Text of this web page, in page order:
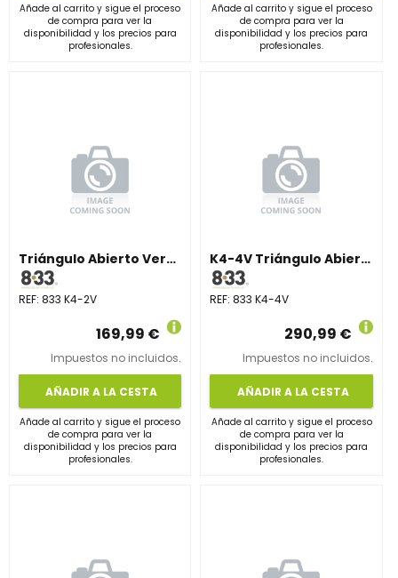
Añade al carrito y sigue el proceso
de compra para ver la
disponibilidad y los precios para
profesionales.
Añade al carrito y sigue el proceso
de compra para ver la
disponibilidad y los precios para
profesionales.
Triángulo Abierto Vertical 15°
REF: 833 K4-2V
169,99 €
Impuestos no incluidos.
AÑADIR A LA CESTA
Añade al carrito y sigue el proceso
de compra para ver la
disponibilidad y los precios para
profesionales.
K4-4V Triángulo Abierto Vertical 15°
REF:833 K4-4V
290,99 €
Impuestos no incluidos.
AÑADIR A LA CESTA
Añade al carrito y sigue el proceso
de compra para ver la
disponibilidad y los precios para
profesionales.